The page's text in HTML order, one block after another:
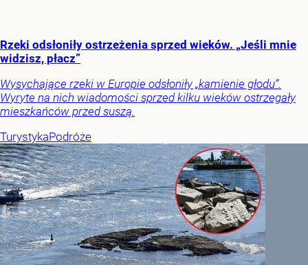
Rzeki odsłoniły ostrzeżenia sprzed wieków. „Jeśli mnie
widzisz, płacz”
Wysychające rzeki w Europie odsłoniły „kamienie głodu”.
Wyryte na nich wiadomości sprzed kilku wieków ostrzegały
mieszkańców przed suszą.
TurystykaPodróże